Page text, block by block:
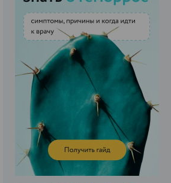
ЭФФЕКТИВНАЯ РЕКЛАМА НА САЙТЕ